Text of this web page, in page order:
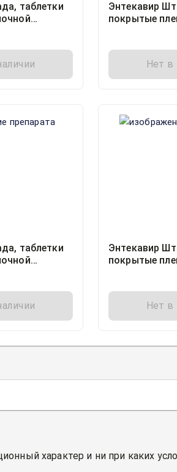
таблетки
Энтекавир
покрытые
Нет в
таблетки
Энтекавир
покрытые
Россия
Нет в
характер и ни при каких